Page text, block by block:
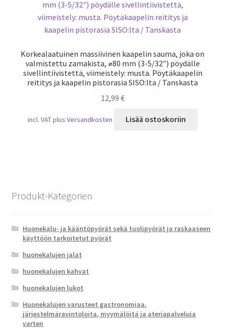
Korkealaatuinen massiivinen kaapelin sauma, joka on
valmistettu zamakista, ⌀80 mm (3-5/32″) pöydälle
sivellintiivistettä, viimeistely: musta. Pöytäkaapelin
reititys ja kaapelin pistorasia SISO:lta / Tanskasta
12,99 €
incl. VATplusVersandkosten Lisää ostoskoriin
Produkt-Kategorien
Huonekalu- ja kääntöpyörät sekä tuolipyörät ja raskaaseen
käyttöön tarkoitetut pyörät
huonekalujen jalat
huonekalujen kahvat
huonekalujen lukot
Huonekalujen varusteet gastronomiaa,
järjestelmäravintoloita, myymälöitä ja ateriapalveluja
varten